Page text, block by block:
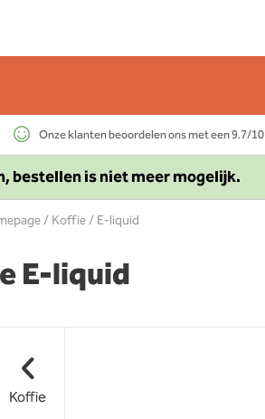
Onze klanten beoordelen ons met een 9.7/10
bestellen is niet meer mogelijk.
/Koffie/ E-liquid
E-liquid
Koffie